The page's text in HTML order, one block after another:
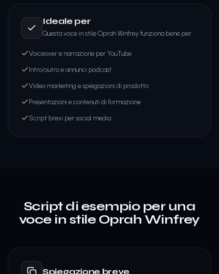
Ideale per
Questa voce in stile Oprah Winfrey funziona bene per:
Voiceover e narrazione per YouTube
Intro/outro e annunci podcast
Video marketing e spiegazioni di prodotto
Presentazioni e contenuti di formazione
Script brevi per social media
Script di esempio per una
voce in stile Oprah Winfrey
Spiegazione breve